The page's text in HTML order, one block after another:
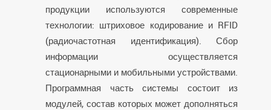
продукции используются современные
технологии: штриховое кодирование и RFID
(радиочастотная идентификация). Сбор
информации осуществляется
стационарными и мобильными устройствами.
Программная часть системы состоит из
модулей, состав которых может дополняться